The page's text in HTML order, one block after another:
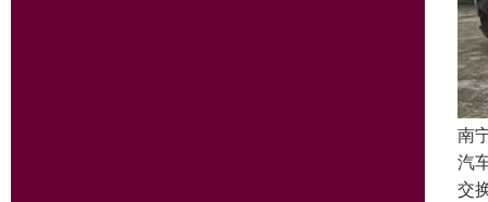
南
汽
交